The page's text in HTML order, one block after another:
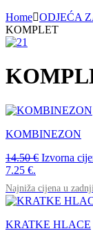
Home ODJEĆA
KOMPLET
KOMBINEZON
14.50€ Izvorna
7.25 €.
Najniža cijena u
KRATKE HLACE